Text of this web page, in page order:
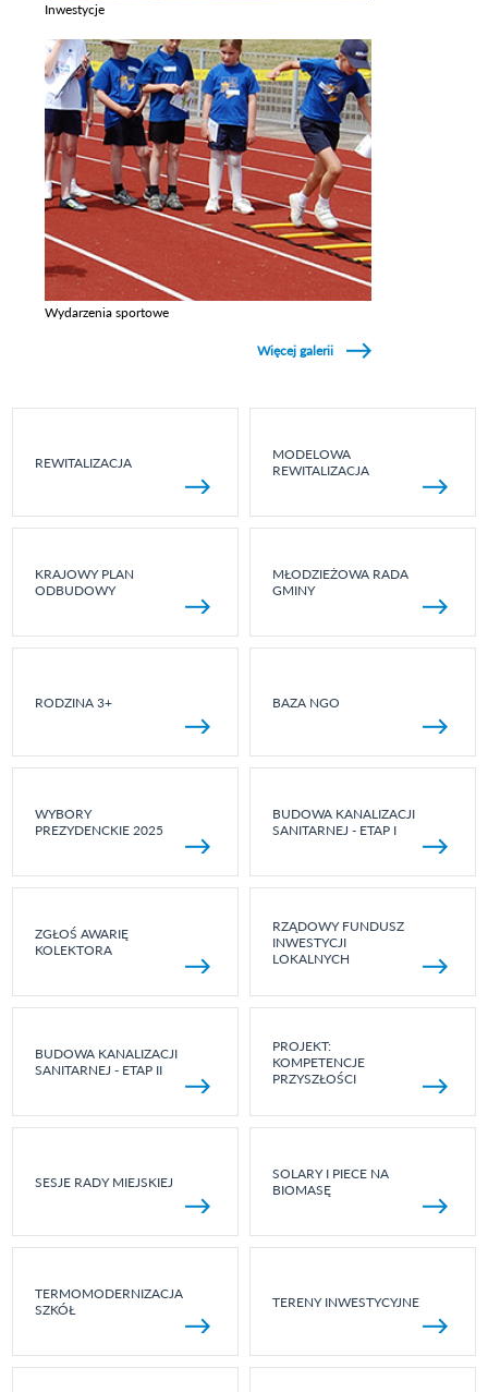
Inwestycje
Wydarzenia sportowe
Więcej galerii
REWITALIZACJA
MODELOWA
REWITALIZACJA
KRAJOWY PLAN
ODBUDOWY
MŁODZIEŻOWA RADA
GMINY
RODZINA 3+ BAZA NGO
WYBORY
PREZYDENCKIE 2025
BUDOWA KANALIZACJI
SANITARNEJ - ETAP I
ZGŁOŚ AWARIĘ
KOLEKTORA
RZĄDOWY FUNDUSZ
INWESTYCJI
LOKALNYCH
BUDOWA KANALIZACJI
SANITARNEJ - ETAP II
PROJEKT:
KOMPETENCJE
PRZYSZŁOŚCI
SESJE RADY MIEJSKIEJ
SOLARY I PIECE NA
BIOMASĘ
TERMOMODERNIZACJA
SZKÓŁ
TERENY INWESTYCYJNE